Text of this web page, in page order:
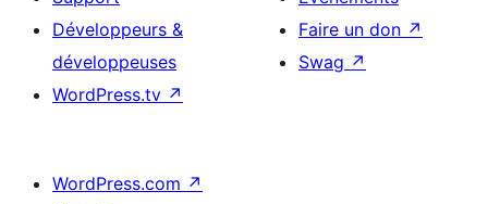
Développeurs &
développeuses
WordPress.tv ↗
Faire un don ↗
Swag ↗
WordPress.com ↗